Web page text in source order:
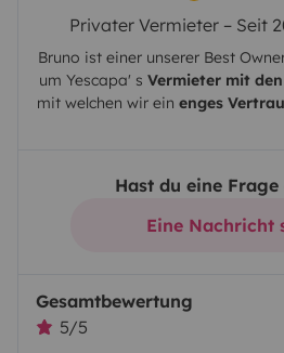
Privater Vermieter – Seit
Bruno ist einer unserer Best
um Yescapa' s Vermieter mit
mit welchen wir ein enges
Hast du eine Frage
Eine Nachricht
Gesamtbewertung
5/5